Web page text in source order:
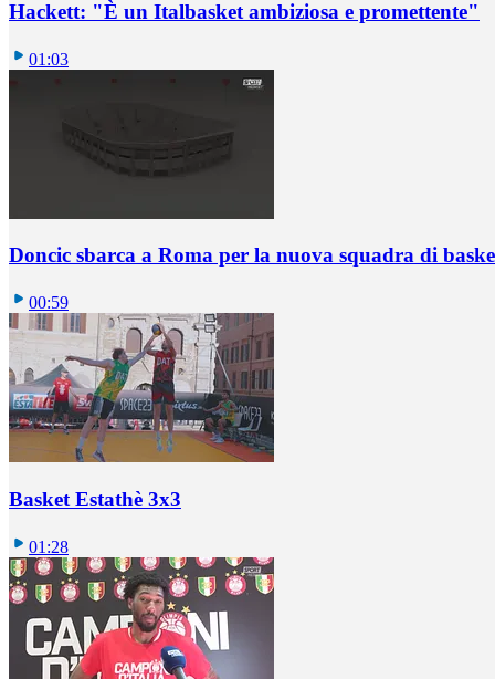
Hackett: "È un Italbasket ambiziosa e promettente"
01:03
Doncic sbarca a Roma per la nuova squadra di
00:59
Basket Estathè 3x3
01:28